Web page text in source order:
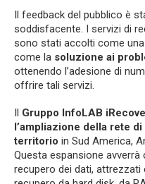
Il feedback del pubblico è
soddisfacente. I servizi di
sono stati accolti come una
come la soluzione ai
ottenendo l’adesione di
offrire tali servizi.
Il Gruppo InfoLAB
l’ampliazione della rete
territorio in Sud America,
Questa espansione avverrà
recupero dei dati,